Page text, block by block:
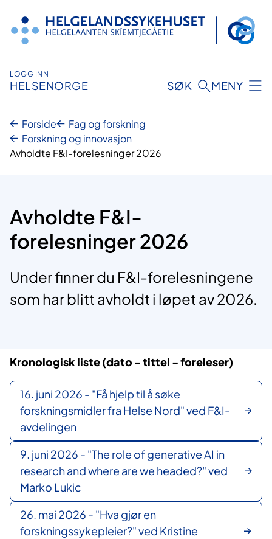
innhold
LOGG INN
HELSENORGE SØK MENY
Forside
Fag og forskning
Forskning og innovasjon
Avholdte F&I-forelesninger 2026
Avholdte F&I-
forelesninger 2026
Under finner du F&I-forelesningene
som har blitt avholdt i løpet av 2026.
Kronologisk liste (dato - tittel - foreleser)
16. juni 2026 - "Få hjelp til å søke
forskningsmidler fra Helse Nord" ved F&I-
avdelingen
9. juni 2026 - "The role of generative AI in
research and where are we headed?" ved
Marko Lukic
26. mai 2026 - "Hva gjør en
forskningssykepleier?" ved Kristine